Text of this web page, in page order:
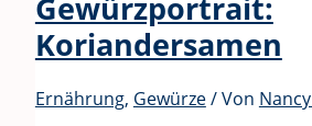
Koriandersamen
Ernährung, Gewürze/ Von